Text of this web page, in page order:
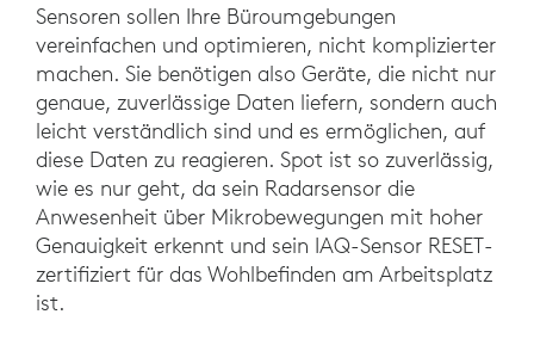
Sensoren sollen Ihre Büroumgebungen
vereinfachen und optimieren, nicht komplizierter
machen. Sie benötigen also Geräte, die nicht nur
genaue, zuverlässige Daten liefern, sondern auch
leicht verständlich sind und es ermöglichen, auf
diese Daten zu reagieren. Spot ist so zuverlässig,
wie es nur geht, da sein Radarsensor die
Anwesenheit über Mikrobewegungen mit hoher
Genauigkeit erkennt und sein IAQ-Sensor RESET-
zertifiziert für das Wohlbefinden am Arbeitsplatz
ist.